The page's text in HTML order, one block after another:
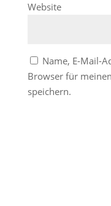
Website
Name, E-Mail-
Browser für
speichern.